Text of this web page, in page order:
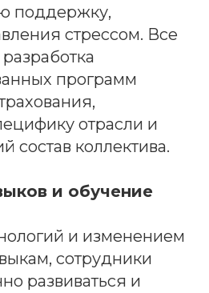
поддержку,
стрессом. Все
программ
отрасли и
состав коллектива.
и обучение
и изменением
сотрудники
развиваться и